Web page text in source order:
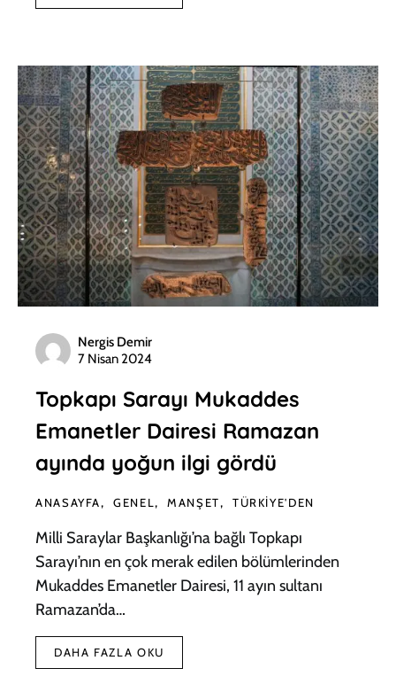
Nergis Demir
7 Nisan 2024
Topkapı Sarayı Mukaddes
Emanetler Dairesi Ramazan
ayında yoğun ilgi gördü
ANASAYFA GENEL MANŞET TÜRKIYE'DEN
Milli Saraylar Başkanlığı’na bağlı Topkapı
Sarayı’nın en çok merak edilen bölümlerinden
Mukaddes Emanetler Dairesi, 11 ayın sultanı
Ramazan’da…
DAHA FAZLA OKU